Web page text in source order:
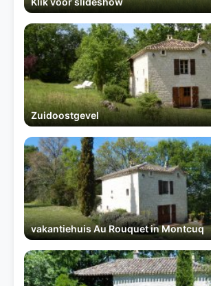
Zuidoostgevel
vakantiehuis Au Rouquet in Montcuq